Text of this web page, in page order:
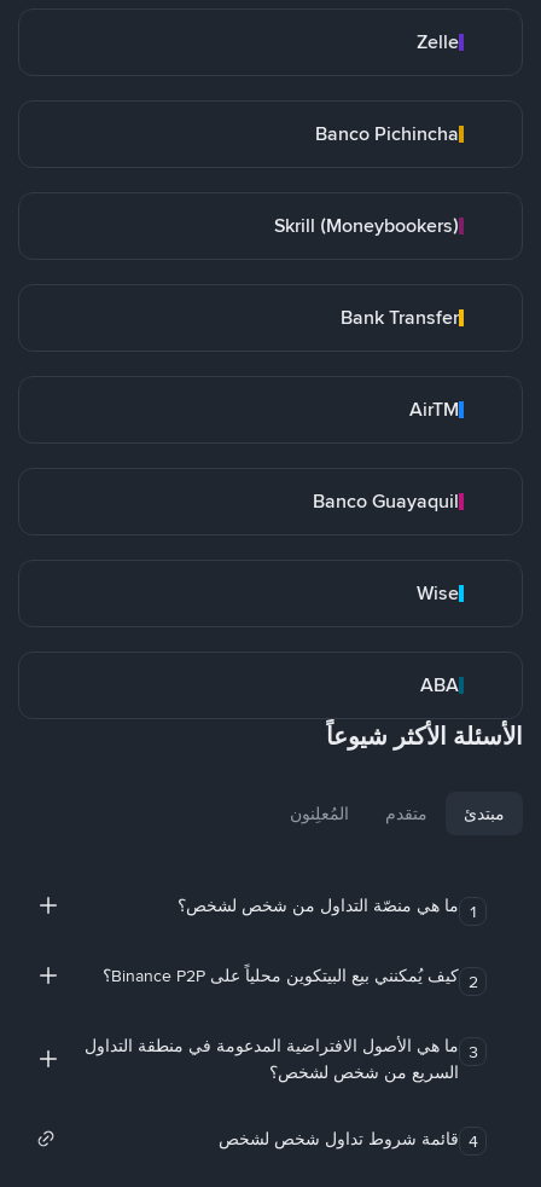
Zelle
Banco Pichincha
Skrill (Moneybookers)
Bank Transfer
AirTM
Banco Guayaquil
Wise
ABA
الأسئلة الأكثر شيوعاً
مبتدئ متقدم المُعلِنون
1 ما هي منصّة التداول من شخص لشخص؟
2 كيف يُمكنني بيع البيتكوين محلياً على Binance P2P؟
3 ما هي الأصول الافتراضية المدعومة في منطقة التداول
السريع من شخص لشخص؟
4 قائمة شروط تداول شخص لشخص